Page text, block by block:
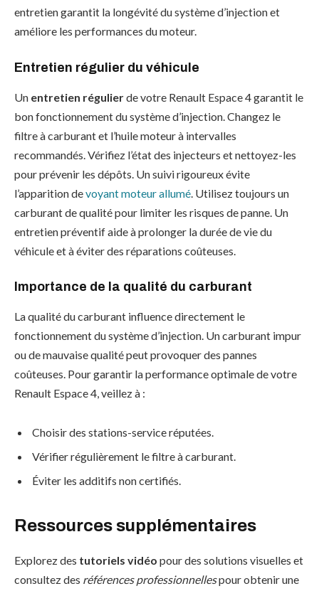
entretien garantit la longévité du système d’injection et
améliore les performances du moteur.
Entretien régulier du véhicule
Un entretien régulierde votre Renault Espace 4 garantit le
bon fonctionnement du système d’injection. Changez le
filtre à carburant et l’huile moteur à intervalles
recommandés. Vérifiez l’état des injecteurs et nettoyez-les
pour prévenir les dépôts. Un suivi rigoureux évite
l’apparition devoyant moteur allumé . Utilisez toujours un
carburant de qualité pour limiter les risques de panne. Un
entretien préventif aide à prolonger la durée de vie du
véhicule et à éviter des réparations coûteuses.
Importance de la qualité du carburant
La qualité du carburant influence directement le
fonctionnement du système d’injection. Un carburant impur
ou de mauvaise qualité peut provoquer des pannes
coûteuses. Pour garantir la performance optimale de votre
Renault Espace 4, veillez à :
Choisir des stations-service réputées.
Vérifier régulièrement le filtre à carburant.
Éviter les additifs non certifiés.
Ressources supplémentaires
Explorez des tutoriels vidéo pour des solutions visuelles et
consultez des références professionnellespour obtenir une